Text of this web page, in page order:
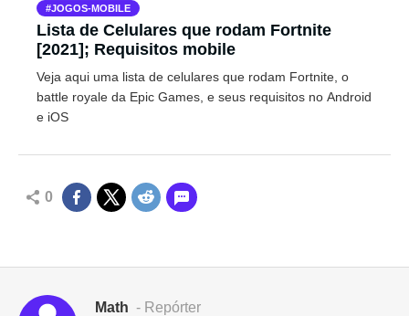
JOGOS-MOBILE
Lista de Celulares que rodam Fortnite
[2021]; Requisitos mobile
Veja aqui uma lista de celulares que rodam Fortnite, o
battle royale da Epic Games, e seus requisitos no Android
e iOS
0
Math - Repórter